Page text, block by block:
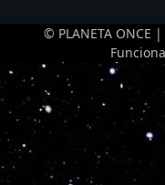
© PLANETA ONCE
Optimized by
Turns on site high